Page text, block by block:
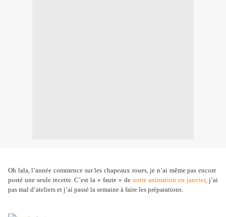
Oh lala, l’année commence sur les chapeaux roues, je n’ai même pas encore
posté une seule recette. C’est la « faute » de notre animation en janvier, j’ai
pas mal d’ateliers et j’ai passé la semaine à faire les préparations.